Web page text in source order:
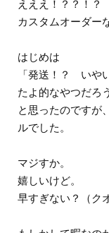
えええ！？？！？
カスタムオーダー
はじめは
「発送！？ いや
たよ的なやつだろ
と思ったのですが
ルでした。
マジすか。
嬉しいけど。
早すぎない？（ク